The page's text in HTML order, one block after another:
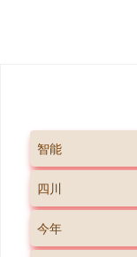
智能
四川
今年